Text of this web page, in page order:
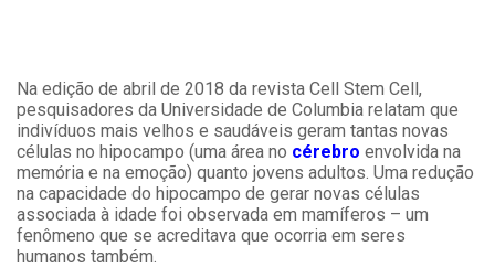
Na edição de abril de 2018 da revista Cell Stem Cell,
pesquisadores da Universidade de Columbia relatam que
indivíduos mais velhos e saudáveis geram tantas novas
células no hipocampo (uma área no cérebro envolvida na
memória e na emoção) quanto jovens adultos. Uma redução
na capacidade do hipocampo de gerar novas células
associada à idade foi observada em mamíferos – um
fenômeno que se acreditava que ocorria em seres
humanos também.